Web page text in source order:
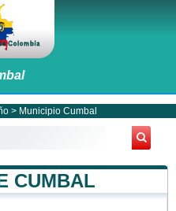
> Municipio Cumbal
CUMBAL